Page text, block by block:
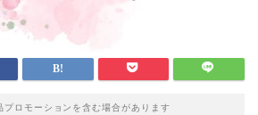
プロモーションを含む場合があります